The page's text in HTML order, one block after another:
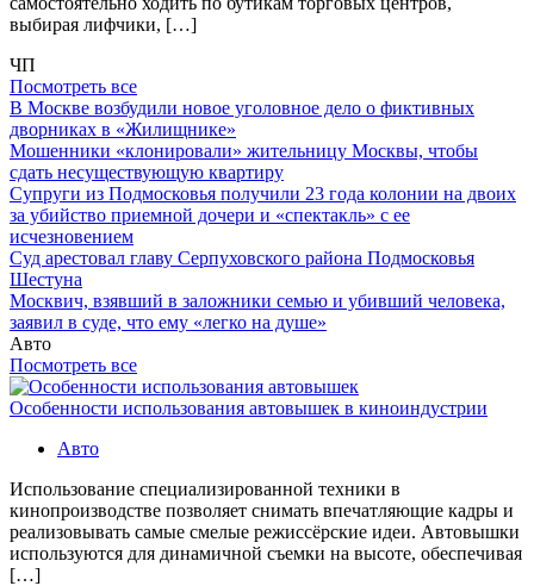
выбирая лифчики, […]
ЧП
Посмотреть все
В Москве возбудили новое уголовное дело о фиктивных
дворниках в «Жилищнике»
Мошенники «клонировали» жительницу Москвы, чтобы
сдать несуществующую квартиру
Супруги из Подмосковья получили 23 года колонии на двоих
за убийство приемной дочери и «спектакль» с ее
исчезновением
Суд арестовал главу Серпуховского района Подмосковья
Шестуна
Москвич, взявший в заложники семью и убивший человека,
заявил в суде, что ему «легко на душе»
Авто
Посмотреть все
Особенности использования автовышек в киноиндустрии
Авто
Использование специализированной техники в
кинопроизводстве позволяет снимать впечатляющие кадры и
реализовывать самые смелые режиссёрские идеи. Автовышки
используются для динамичной съемки на высоте, обеспечивая
[…]